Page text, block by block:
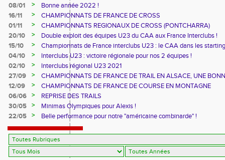
08/01
>
Bonne année 2022 !
16/11
>
CHAMPIONNATS DE FRANCE DE CROSS
01/11
>
CHAMPIONNATS REGIONAUX DE CROSS (PONTCHARRA)
20/10
>
Double exploit des équipes U23 du CAA aux France Interclubs !
15/10
>
Championnats de France interclubs U23 : le CAA dans les
blocks !
04/10 >
Interclubs U23 : victoire régionale pour nos 2 équipes !
02/10
>
Interclubs régional U23 2021
27/09
>
CHAMPIONNATS DE FRANCE DE TRAIL EN ALSACE, UNE
CUVEE
12/09 >
CHAMPIONNATS DE FRANCE DE COURSE EN MONTAGNE
06/06
>
REPRISE DES TRAILS
30/05
>
Minimas Olympiques pour Alexis !
22/05
> Belle performance pour notre "américaine combinarde" !